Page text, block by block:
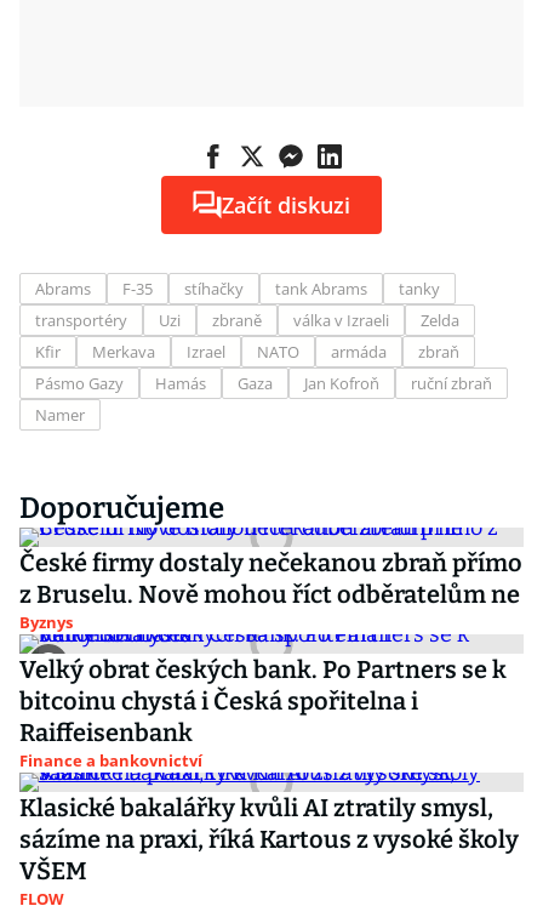
Začít diskuzi
Abrams F-35 stíhačky tank Abrams
tanky
transportéry
Uzi zbraně válka v Izraeli
Zelda
Kfir
Merkava Izrael NATO armáda
zbraň
Pásmo Gazy
Hamás Gaza Jan Kofroň
ruční zbraň
Namer
Doporučujeme
České firmy dostaly nečekanou zbraň přímo
z Bruselu. Nově mohou říct odběratelům ne
Byznys
Velký obrat českých bank. Po Partners se k
bitcoinu chystá i Česká spořitelna i
Raiffeisenbank
Finance a bankovnictví
Klasické bakalářky kvůli AI ztratily smysl,
sázíme na praxi, říká Kartous z vysoké školy
VŠEM
FLOW